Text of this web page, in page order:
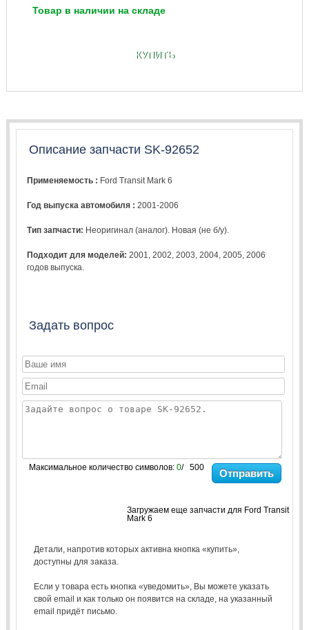
Товар в наличии на складе
КУПИТЬ
Описание запчасти SK-92652
Применяемость : Ford Transit Mark 6
Год выпуска автомобиля :2001-2006
Тип запчасти: Неоригинал (аналог). Новая (не б/у).
Подходит для моделей: 2001 ,2002 ,2003 ,2004 ,2005 ,2006
годов выпуска.
Задать вопрос
Максимальное количество символов: 0/ 500 Отправить
Загружаем еще запчасти для Ford Transit
Mark 6
Детали, напротив которых активна кнопка «купить»,
доступны для заказа.
Если у товара есть кнопка «уведомить», Вы можете указать
свой email и как только он появится на складе, на указанный
email придёт письмо.